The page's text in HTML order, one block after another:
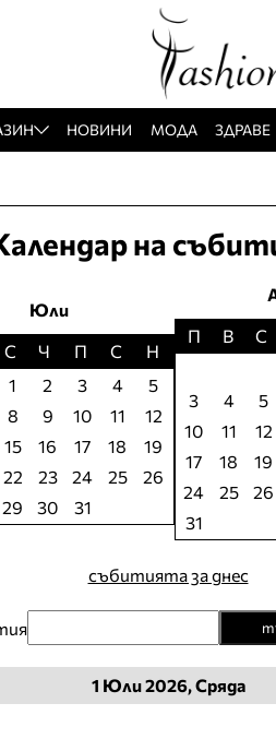
НОВИНИ МОДА ЗДРАВЕ
на
Юли
С Ч П С
Н
1
2 3 4
5
8 9 10 11
12
15 16 17 18
19
22 23 24 25
26
29 30 31
П
В С
3
4 5
10
11 12
17
18 19
24
25 26
31
събитията за днес
1 Юли2026, Сряда